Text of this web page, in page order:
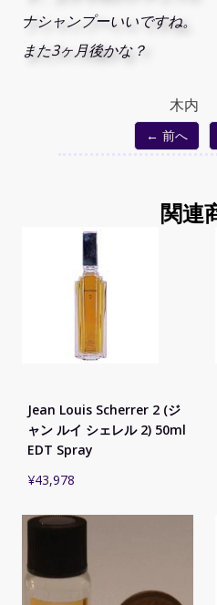
ナシャンプーいいですね。
また3ヶ月後かな？
木内
← 前へ
関連
Jean Louis Scherrer 2 (ジ
ャン ルイ シェレル 2) 50ml
EDT Spray
¥43,978